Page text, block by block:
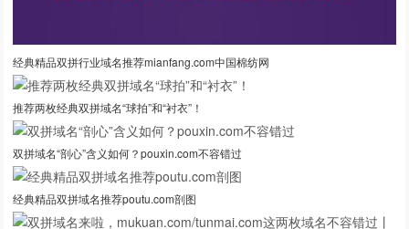
经典精品双拼行业域名推荐mianfang.com中国棉纺网
推荐两枚经典双拼域名“球拍”和“衬衣”！
双拼域名“剖心”含义如何？pouxin.com不容错过
经典精品双拼域名推荐poutu.com剖图